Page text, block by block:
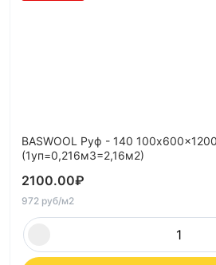
BASWOOL Руф - 140
(1уп=0,216м3=2,16м2)
2100.00₽
972 руб/м2